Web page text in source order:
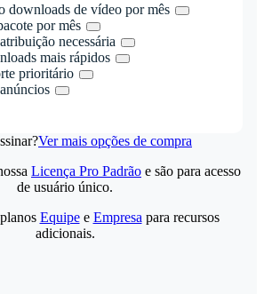
downloads de vídeo por mês
por mês
necessária
mais rápidos
prioritário
Ver mais opções de compra
Licença Pro Padrão e são para acesso
de usuário único.
Equipee Empresa para recursos
adicionais.